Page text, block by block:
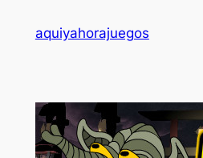
aquiyahorajuegos